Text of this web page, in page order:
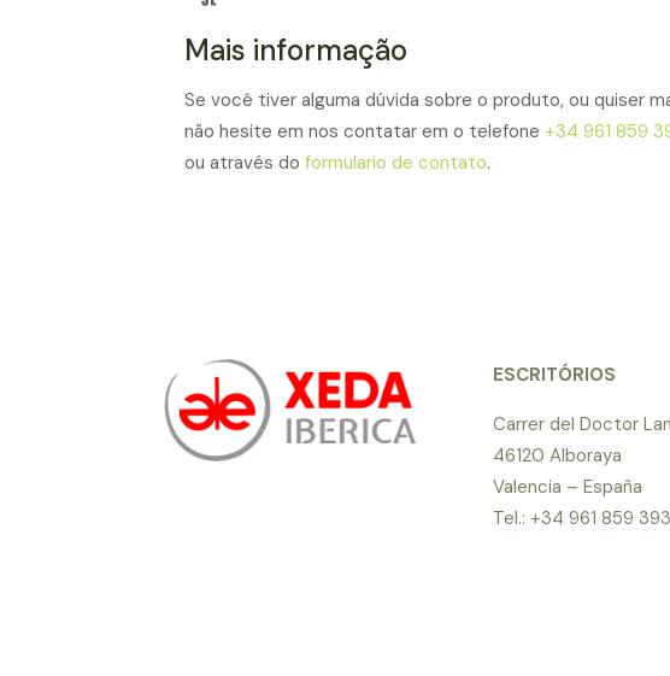
Mais informação
Se você tiver alguma dúvida sobre o produto, ou quiser
não hesite em nos contatar em o telefone +34 961 859
ou através do formulario de contato.
ESCRITÓRIOS
Carrer del Doctor
46120 Alboraya
Valencia – España
Tel.: +34 961 859 393